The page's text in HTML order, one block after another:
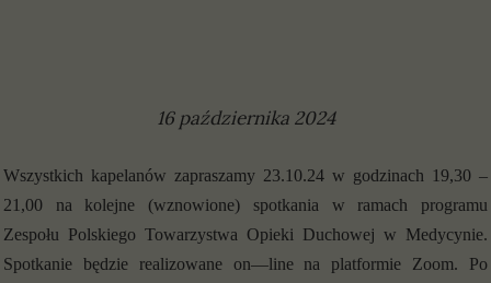
16 października 2024
Wszystkich kapelanów zapraszamy 23.10.24 w godzinach 19,30 –
21,00 na kolejne (wznowione) spotkania w ramach programu
Zespołu Polskiego Towarzystwa Opieki Duchowej w Medycynie.
Spotkanie będzie realizowane on—line na platformie Zoom. Po